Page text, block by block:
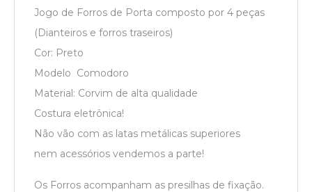
Jogo de Forros de Porta composto por 4 peças
(Dianteiros e forros traseiros)
Cor: Preto
Modelo Comodoro
Material: Corvim de alta qualidade
Costura eletrônica!
Não vão com as latas metálicas superiores
nem acessórios vendemos a parte!
Os Forros acompanham as presilhas de fixação.